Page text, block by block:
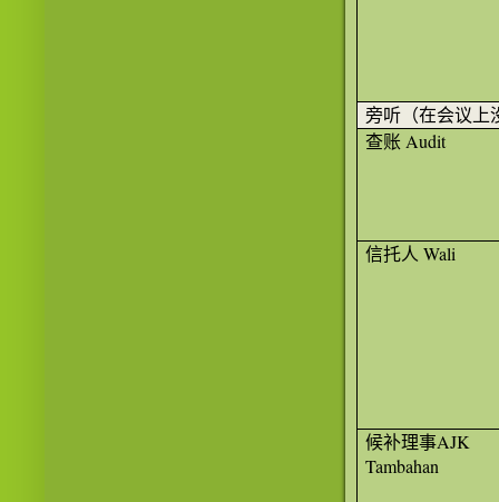
旁听（在会议上
查账 Audit
信托人 Wali
候补理事AJK
Tambahan